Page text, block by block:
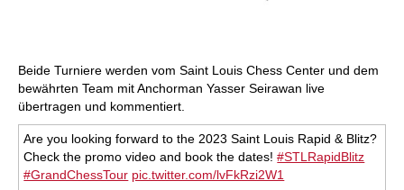
Beide Turniere werden vom Saint Louis Chess Center und dem
bewährten Team mit Anchorman Yasser Seirawan live
übertragen und kommentiert.
Are you looking forward to the 2023 Saint Louis Rapid & Blitz?
Check the promo video and book the dates!#STLRapidBlitz
#GrandChessTour pic.twitter.com/lvFkRzi2W1